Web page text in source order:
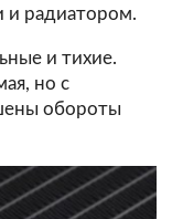
и радиатором.
и тихие.
но с
обороты